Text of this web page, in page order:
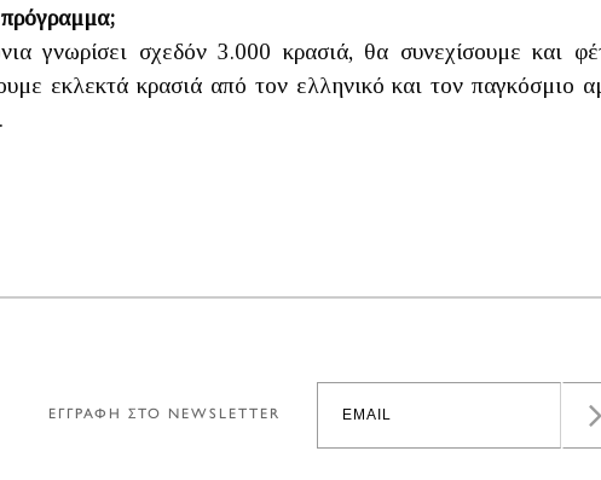
πρόγραμμα;
γνωρίσει σχεδόν 3.000 κρασιά, θα συνεχίσουμε και
εκλεκτά κρασιά από τον ελληνικό και τον παγκόσμιο
ΕΓΓΡΑΦΗ ΣΤΟ NEWSLETTER